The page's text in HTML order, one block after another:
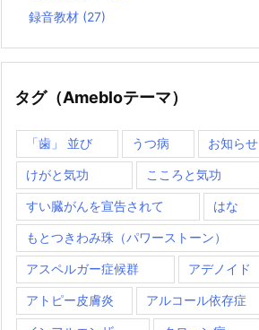
録音教材 (27)
タグ（Amebloテーマ）
「歯」 並び うつ病 お知らせ
けがと気功 こころと気功
すい臓がんを宣告されて はな
もとつきわみ珠（パワーストーン）
アスペルガー症候群 アデノイド
アトピー皮膚炎 アルコール依存症